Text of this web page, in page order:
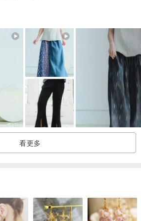
早期古董老品為特色，不適合或無法接受
下來請帶著閣下的 ˙ 美感，細膩咀嚼A
看更多